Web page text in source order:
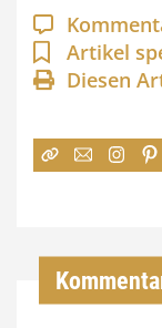
Artikel
Diesen